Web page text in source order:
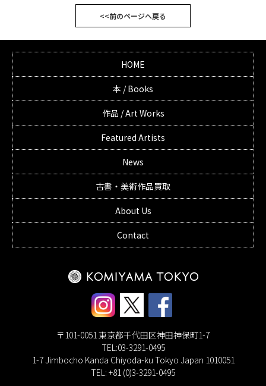
<<前のページへ戻る
HOME
本 / Books
作品 / Art Works
Featured Artists
News
古書・美術作品買取
About Us
Contact
〒101-0051 東京都千代田区神田神保町1-7
TEL:03-3291-0495
1-7 Jimbocho Kanda Chiyoda-ku Tokyo Japan 1010051
TEL: +81 (0)3-3291-0495